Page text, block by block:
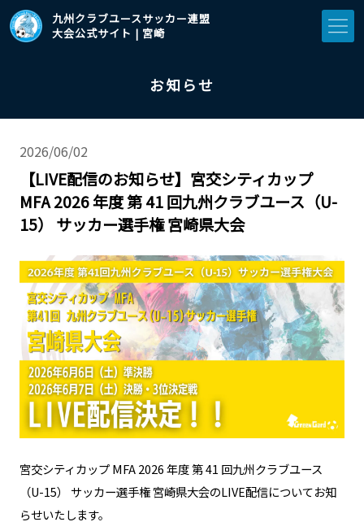
九州クラブユースサッカー連盟
大会公式サイト | 宮崎
お知らせ
2026/06/02
【LIVE配信のお知らせ】宮交シティカップ
MFA 2026 年度 第 41 回九州クラブユース（U-
15） サッカー選手権 宮崎県大会
宮交シティカップ MFA 2026 年度 第 41 回九州クラブユース
（U-15） サッカー選手権 宮崎県大会のLIVE配信についてお知
らせいたします。